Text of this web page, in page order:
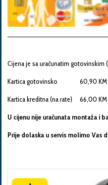
Godina
proizvodnje
Broj
Vaša
Cijena je sa uračunatim gotovinskim
Kartica gotovinsko 60,90 KM
Kartica kreditna (na rate) 66,00 KM
U cijenu nije uračunata montaža i
Prije dolaska u servis molimo